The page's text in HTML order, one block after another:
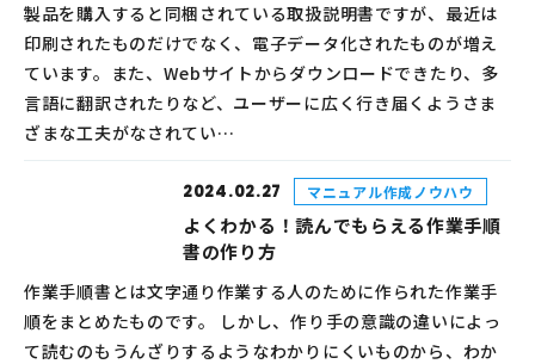
製品を購入すると同梱されている取扱説明書ですが、最近は
印刷されたものだけでなく、電子データ化されたものが増え
ています。また、Webサイトからダウンロードできたり、多
言語に翻訳されたりなど、ユーザーに広く行き届くようさま
ざまな工夫がなされてい…
2024.02.27 マニュアル作成ノウハウ
よくわかる！読んでもらえる作業手順
書の作り方
作業手順書とは文字通り作業する人のために作られた作業手
順をまとめたものです。 しかし、作り手の意識の違いによっ
て読むのもうんざりするようなわかりにくいものから、わか